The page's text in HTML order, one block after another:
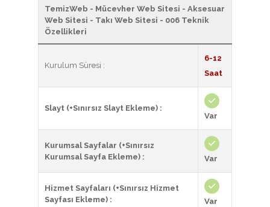
TemizWeb - Mücevher Web Sitesi - Aksesuar
Web Sitesi - Takı Web Sitesi - 006 Teknik
Özellikleri
Kurulum Süresi :
6-12
Saat
Slayt (+Sınırsız Slayt Ekleme) :
Var
Kurumsal Sayfalar (+Sınırsız
Kurumsal Sayfa Ekleme) :
Var
Hizmet Sayfaları (+Sınırsız Hizmet
Sayfası Ekleme) :
Var